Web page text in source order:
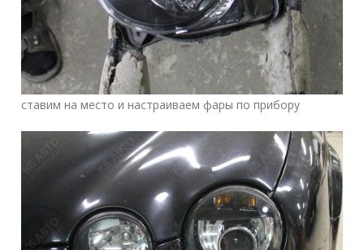
ставим на место и настраиваем фары по прибору